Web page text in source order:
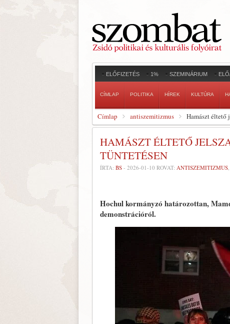
ELŐFIZETÉS 1% SZEMINÁRIUM
CÍMLAP POLITIKA HÍREK KULTÚRA
Címlap antiszemitizmus Hamászt éltető
HAMÁSZT ÉLTETŐ
TÜNTETÉSEN
ÍRTA: BS - 2026-01-10 ROVAT: ANTISZEMITIZMUS,
Hochul kormányzó határozottan,
demonstrációról.